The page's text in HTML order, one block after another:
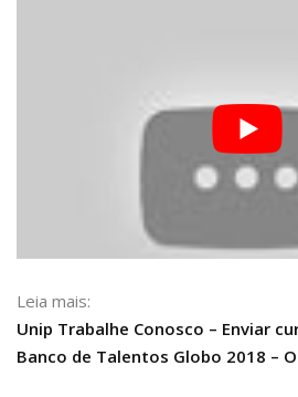
Leia mais:
Unip Trabalhe Conosco – Enviar
Banco de Talentos Globo 2018 –